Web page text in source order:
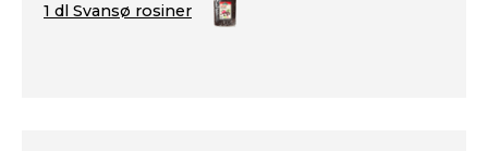
1 dl Svansø rosiner